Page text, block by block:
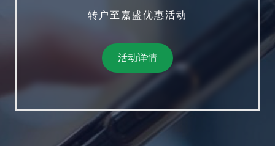
转户至嘉盛优惠活动
活动详情